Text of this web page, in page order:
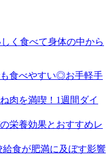
く食べて身体の中から
も食べやすい◎お手軽手
肉を満喫！1週間ダイ
栄養効果とおすすめレ
給食が肥満に及ぼす影響